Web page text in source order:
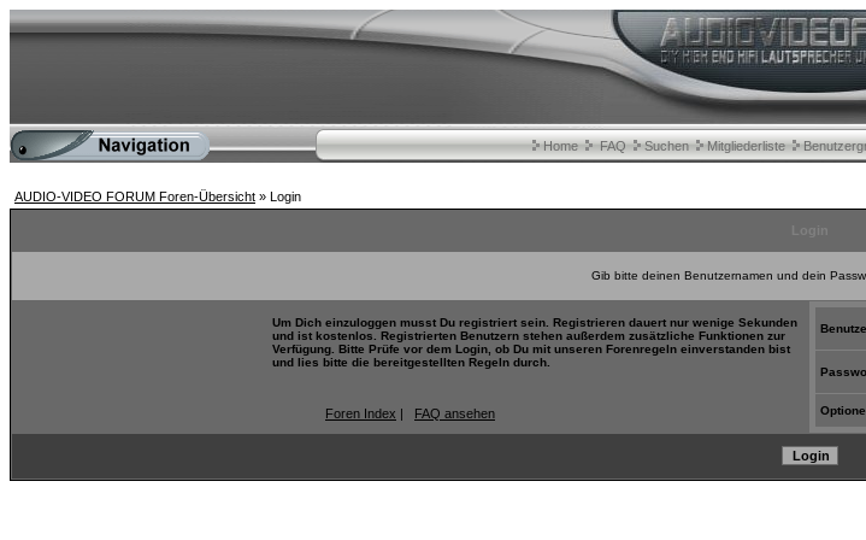
Home FAQ Suchen Mitgliederliste
AUDIO-VIDEO FORUM Foren-Übersicht » Login
Gib bitte deinen Benutzernamen und dein
Um Dich einzuloggen musst Du registriert sein. Registrieren dauert nur wenige Sekunden
und ist kostenlos. Registrierten Benutzern stehen außerdem zusätzliche Funktionen zur
Verfügung. Bitte Prüfe vor dem Login, ob Du mit unseren Forenregeln einverstanden bist
und lies bitte die bereitgestellten Regeln durch.
Foren Index | FAQ ansehen